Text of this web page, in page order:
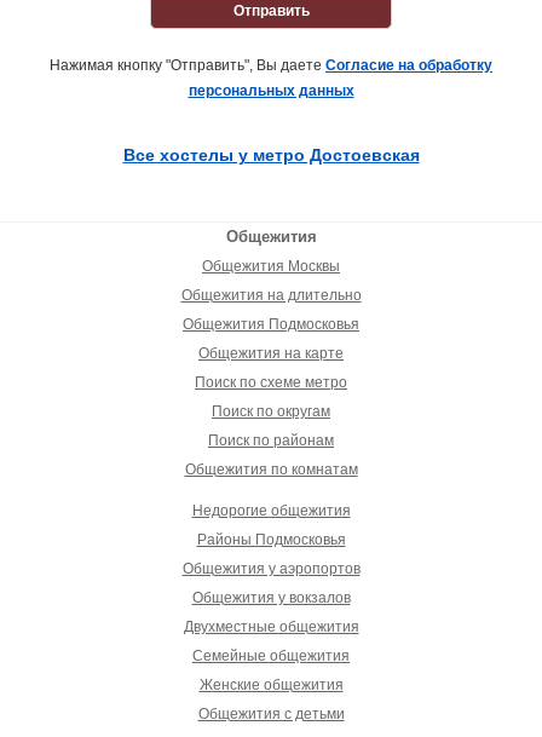
Отправить
Нажимая кнопку "Отправить", Вы даете Согласие на обработку
персональных данных
Все хостелы у метро Достоевская
Общежития
Общежития Москвы
Общежития на длительно
Общежития Подмосковья
Общежития на карте
Поиск по схеме метро
Поиск по округам
Поиск по районам
Общежития по комнатам
Недорогие общежития
Районы Подмосковья
Общежития у аэропортов
Общежития у вокзалов
Двухместные общежития
Семейные общежития
Женские общежития
Общежития с детьми